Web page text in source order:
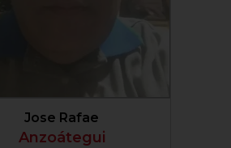
Jose Rafae
Anzoátegui